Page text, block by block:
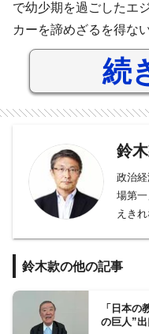
で幼少期を過ごしたエ
カーを諦めざるを得な
続
鈴
政治
場第
えき
電子版
ン。
ロ）走
鈴木款の他の記事
「日本の
の巨人”